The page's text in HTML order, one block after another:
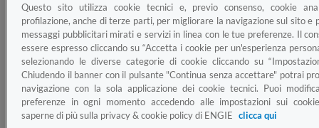
Alluvione maggio 2023: Emilia
Questo sito utilizza cookie tecnici e, previo consenso, cookie
profilazione, anche di terze parti, per migliorare la navigazione sul sito e
messaggi pubblicitari mirati e servizi in linea con le tue preferenze. Il
essere espresso cliccando su “Accetta i cookie per un'esperienza
selezionando le diverse categorie di cookie cliccando su
Chiudendo il banner con il pulsante "Continua senza accettare" potrai
navigazione con la sola applicazione dei cookie tecnici. Puoi
preferenze in ogni momento accedendo alle impostazioni sui
saperne di più sulla privacy & cookie policy di ENGIE clicca qui